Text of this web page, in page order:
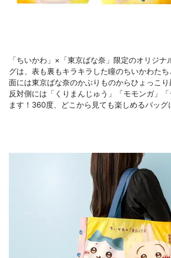
「ちいかわ」×「東京ばな奈」限定のオリジナ
グは、表も裏もキラキラした瞳のちいかわた
面には東京ばな奈のかぶりものからひょっこり
反対側には「くりまんじゅう」「モモンガ」
ます！360度、どこから見ても楽しめるバッグ